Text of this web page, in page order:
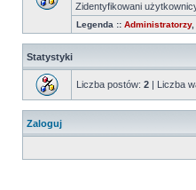
Zidentyfikowani
Legenda :: Administratorzy,
Statystyki
Liczba postów: 2 | Liczba
Zaloguj